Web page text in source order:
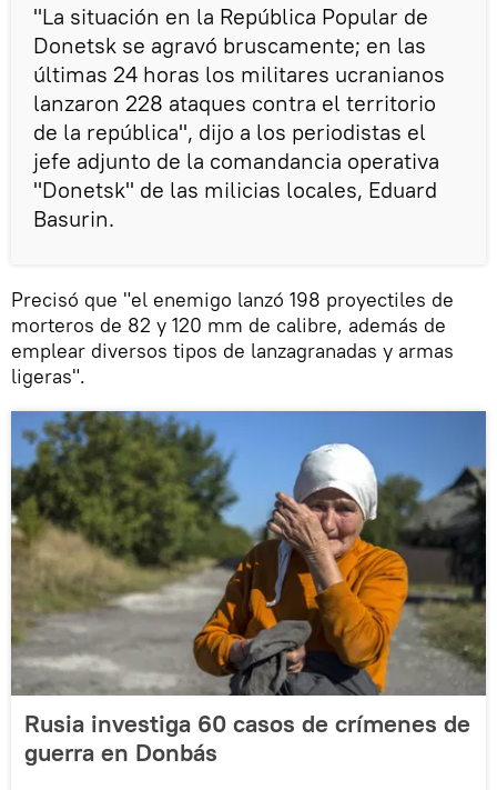
"La situación en la República Popular de
Donetsk se agravó bruscamente; en las
últimas 24 horas los militares ucranianos
lanzaron 228 ataques contra el territorio
de la república", dijo a los periodistas el
jefe adjunto de la comandancia operativa
"Donetsk" de las milicias locales, Eduard
Basurin.
Precisó que "el enemigo lanzó 198 proyectiles de
morteros de 82 y 120 mm de calibre, además de
emplear diversos tipos de lanzagranadas y armas
ligeras".
Rusia investiga 60 casos de crímenes de
guerra en Donbás